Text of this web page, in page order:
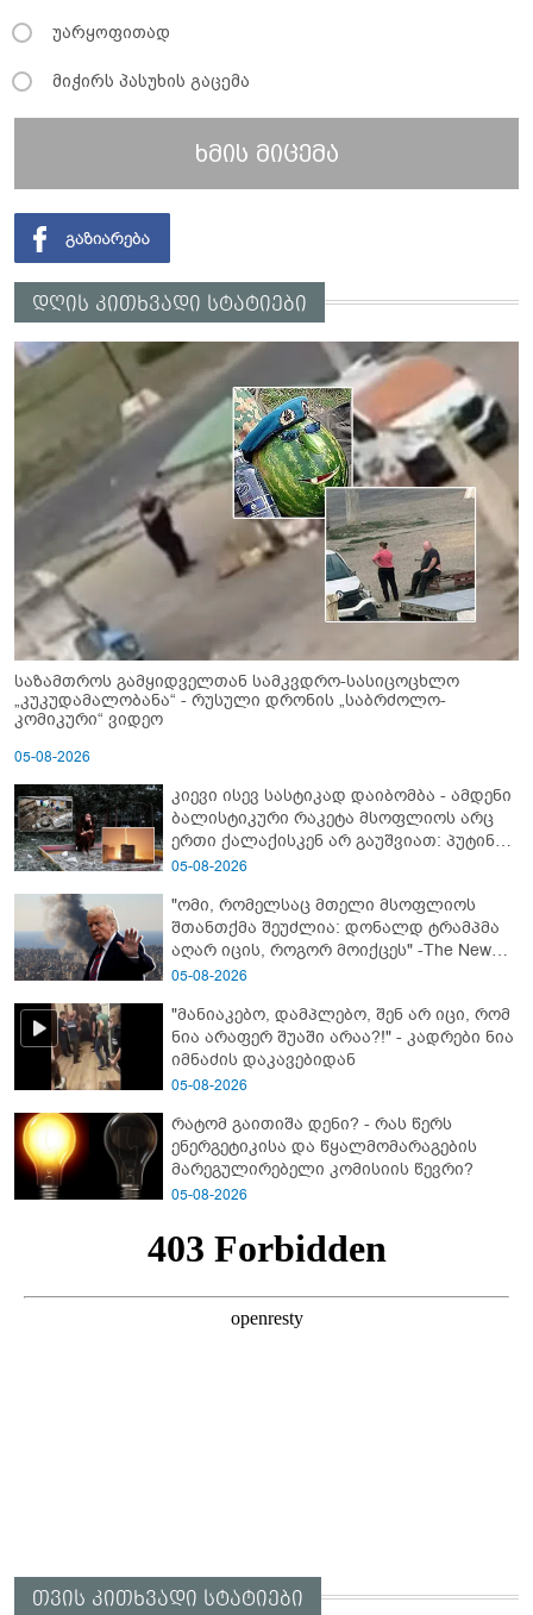
უარყოფითად
მიჭირს პასუხის გაცემა
ხმის მიცემა
დღის კითხვადი სტატიები
საზამთროს გამყიდველთან სამკვდრო-სასიცოცხლო
„კუკუდამალობანა“ - რუსული დრონის „საბრძოლო-
კომიკური“ ვიდეო
05-08-2026
კიევი ისევ სასტიკად დაიბომბა - ამდენი
ბალისტიკური რაკეტა მსოფლიოს არც
ერთი ქალაქისკენ არ გაუშვიათ: პუტინის
ახალი ანტირეკორდი
05-08-2026
"ომი, რომელსაც მთელი მსოფლიოს
შთანთქმა შეუძლია: დონალდ ტრამპმა
აღარ იცის, როგორ მოიქცეს" -The New
York Times
05-08-2026
"მანიაკებო, დამპლებო, შენ არ იცი, რომ
ნია არაფერ შუაში არაა?!" - კადრები ნია
იმნაძის დაკავებიდან
05-08-2026
რატომ გაითიშა დენი? - რას წერს
ენერგეტიკისა და წყალმომარაგების
მარეგულირებელი კომისიის წევრი?
05-08-2026
თვის კითხვადი სტატიები